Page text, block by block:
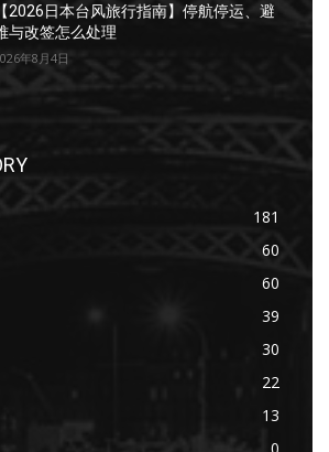
【2026日本台风旅行指南】停航停运、避
与改签怎么处理
年8月4日
181
60
60
39
30
22
13